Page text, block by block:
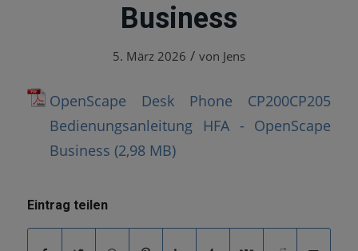
Business
5. März 2026 / von Jens
OpenScape Desk Phone CP200CP205
Bedienungsanleitung HFA - OpenScape
Business
Eintrag teilen